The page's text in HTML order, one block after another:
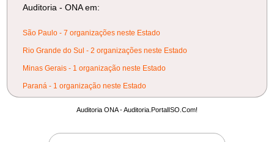
Auditoria - ONA em:
São Paulo - 7 organizações neste Estado
Rio Grande do Sul - 2 organizações neste Estado
Minas Gerais - 1 organização neste Estado
Paraná - 1 organização neste Estado
Auditoria ONA - Auditoria.PortalISO.Com!